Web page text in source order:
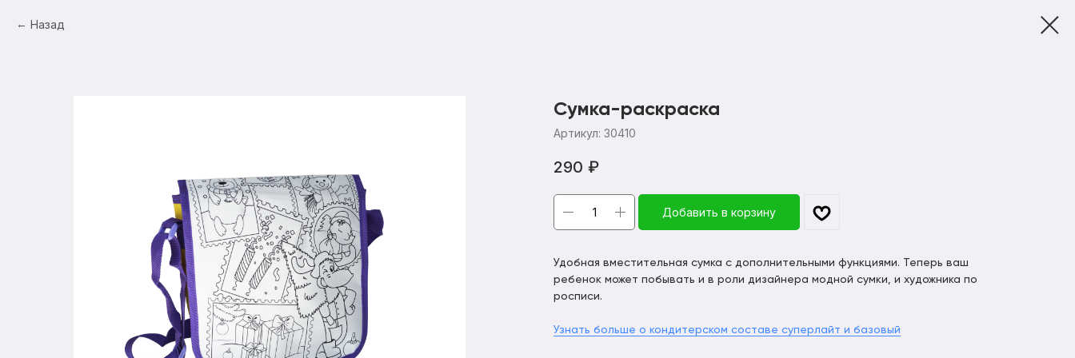
Назад
Сумка-раскраска
Артикул: 30410
290 ₽
Добавить в корзину
Удобная вместительная сумка с дополнительными функциями. Теперь ваш
ребенок может побывать и в роли дизайнера модной сумки, и художника по
росписи.
Узнать больше о кондитерском составе суперлайт и базовый